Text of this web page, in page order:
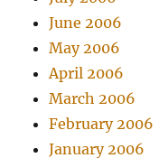
June 2006
May 2006
April 2006
March 2006
February 2006
January 2006